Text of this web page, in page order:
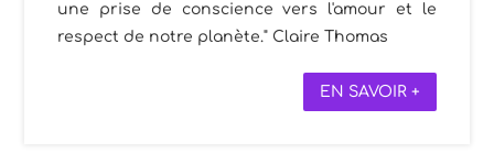
une prise de conscience vers l'amour et le
respect de notre planète." Claire Thomas
EN SAVOIR +